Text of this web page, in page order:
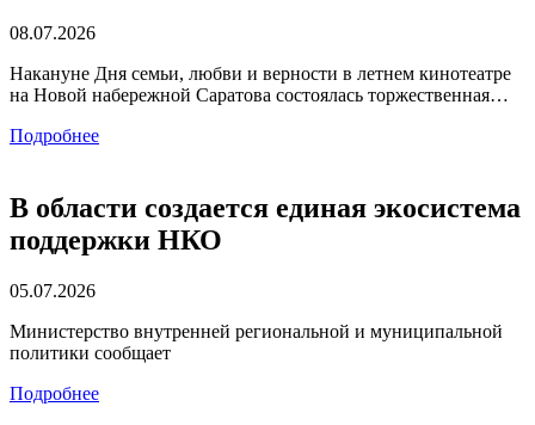
08.07.2026
Накануне Дня семьи, любви и верности в летнем кинотеатре
на Новой набережной Саратова состоялась торжественная…
Подробнее
В области создается единая экосистема
поддержки НКО
05.07.2026
Министерство внутренней региональной и муниципальной
политики сообщает
Подробнее